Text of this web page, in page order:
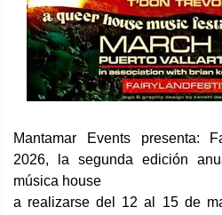
Mantamar Events presenta:
2026, la segunda edición
música house
a realizarse del 12 al 15 de